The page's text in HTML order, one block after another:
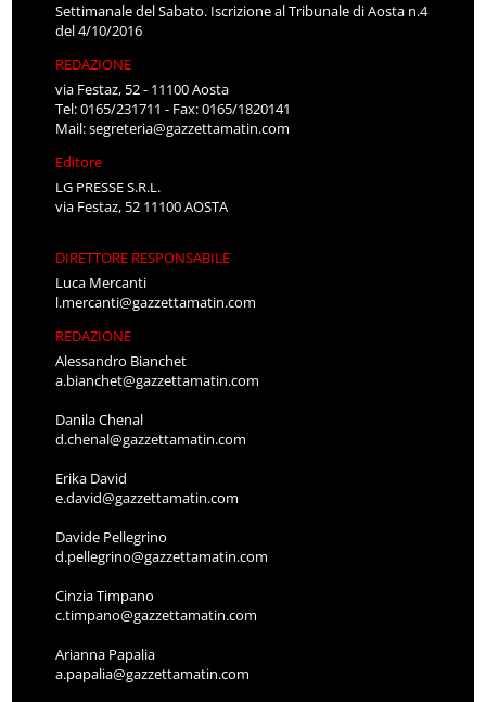
Settimanale del Sabato. Iscrizione al Tribunale di Aosta n.4
del 4/10/2016
REDAZIONE
via Festaz, 52 - 11100 Aosta
Tel: 0165/231711 - Fax: 0165/1820141
Mail:segreteria@gazzettamatin.com
Editore
LG PRESSE S.R.L.
via Festaz, 52 11100 AOSTA
DIRETTORE RESPONSABILE
Luca Mercanti
l.mercanti@gazzettamatin.com
REDAZIONE
Alessandro Bianchet
a.bianchet@gazzettamatin.com
Danila Chenal
d.chenal@gazzettamatin.com
Erika David
e.david@gazzettamatin.com
Davide Pellegrino
d.pellegrino@gazzettamatin.com
Cinzia Timpano
c.timpano@gazzettamatin.com
Arianna Papalia
a.papalia@gazzettamatin.com